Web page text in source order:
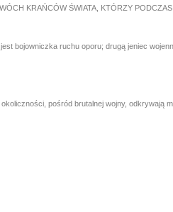
KRAŃCÓW ŚWIATA, KTÓRZY
bojowniczka ruchu oporu; drugą jeniec
pośród brutalnej wojny, odkrywają